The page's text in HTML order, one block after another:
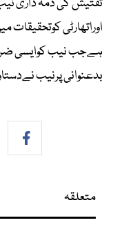
تفتیش کی ذمہ داری
اوراتھارٹی
ہےجب نیب کوایسی
بدعنوانی پرنیب
متعلقہ